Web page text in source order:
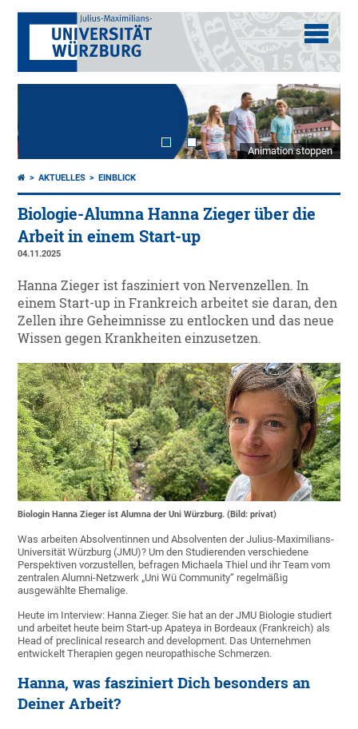
Animation stoppen
AKTUELLES EINBLICK
Biologie-Alumna Hanna Zieger über die
Arbeit in einem Start-up
04.11.2025
Hanna Zieger ist fasziniert von Nervenzellen. In
einem Start-up in Frankreich arbeitet sie daran, den
Zellen ihre Geheimnisse zu entlocken und das neue
Wissen gegen Krankheiten einzusetzen.
Biologin Hanna Zieger ist Alumna der Uni Würzburg. (Bild: privat)
Was arbeiten Absolventinnen und Absolventen der Julius-Maximilians-
Universität Würzburg (JMU)? Um den Studierenden verschiedene
Perspektiven vorzustellen, befragen Michaela Thiel und ihr Team vom
zentralen Alumni-Netzwerk „Uni Wü Community“ regelmäßig
ausgewählte Ehemalige.
Heute im Interview: Hanna Zieger. Sie hat an der JMU Biologie studiert
und arbeitet heute beim Start-up Apateya in Bordeaux (Frankreich) als
Head of preclinical research and development. Das Unternehmen
entwickelt Therapien gegen neuropathische Schmerzen.
Hanna, was fasziniert Dich besonders an
Deiner Arbeit?